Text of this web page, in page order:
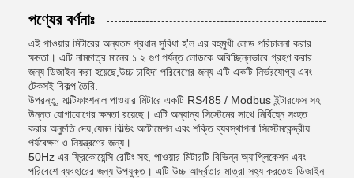
পণ্যের বর্ণনাঃ
এই পাওয়ার মিটারের অন্যতম প্রধান সুবিধা হ'ল এর বহুমুখী লোড পরিচালনা করার
ক্ষমতা। এটি নামমাত্র মানের ১.২ গুণ পর্যন্ত লোডকে অবিচ্ছিন্নভাবে গ্রহণ করার
জন্য ডিজাইন করা হয়েছে,উচ্চ চাহিদা পরিবেশের জন্য এটি একটি নির্ভরযোগ্য এবং
টেকসই বিকল্প তৈরি.
উপরন্তু, মাল্টিফাংশনাল পাওয়ার মিটারে একটি RS485 / Modbus ইন্টারফেস সহ
উন্নত যোগাযোগের ক্ষমতা রয়েছে। এটি অন্যান্য সিস্টেমের সাথে নির্বিঘ্নে সংহত
করার অনুমতি দেয়,যেমন বিল্ডিং অটোমেশন এবং শক্তি ব্যবস্থাপনা সিস্টেমকেন্দ্রীয়
পর্যবেক্ষণ ও নিয়ন্ত্রণের জন্য।
50Hz এর ফ্রিকোয়েন্সি রেটিং সহ, পাওয়ার মিটারটি বিভিন্ন অ্যাপ্লিকেশন এবং
পরিবেশে ব্যবহারের জন্য উপযুক্ত। এটি উচ্চ আর্দ্রতার মাত্রা সহ্য করতেও ডিজাইন